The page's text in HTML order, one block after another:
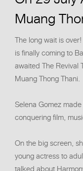
Muang
The long wait is
is finally coming to
awaited The Revival
Muang Thong Thani.
Selena Gomez
conquering film,
On the big screen,
young actress to